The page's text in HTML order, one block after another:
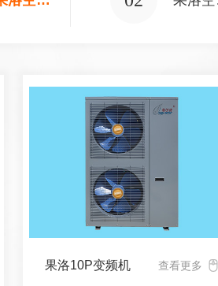
果洛10P变频机 查看更多